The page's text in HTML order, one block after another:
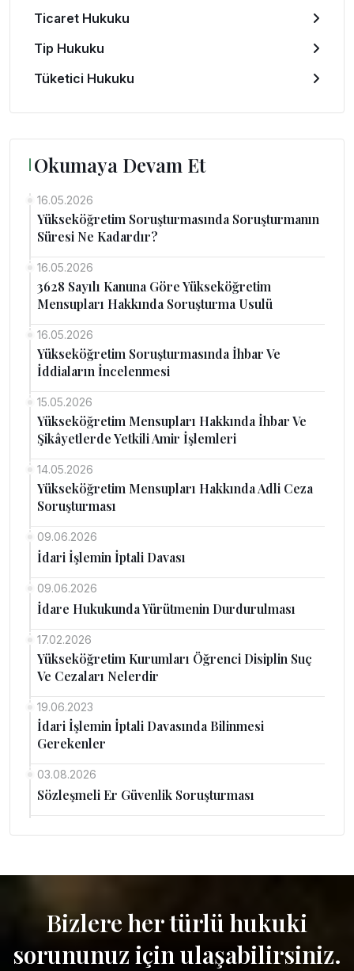
Ticaret Hukuku
Tip Hukuku
Tüketici Hukuku
Okumaya Devam Et
16.05.2026
Yükseköğretim Soruşturmasında Soruşturmanın
Süresi Ne Kadardır?
16.05.2026
3628 Sayılı Kanuna Göre Yükseköğretim
Mensupları Hakkında Soruşturma Usulü
16.05.2026
Yükseköğretim Soruşturmasında İhbar Ve
İddiaların İncelenmesi
15.05.2026
Yükseköğretim Mensupları Hakkında İhbar Ve
Şikâyetlerde Yetkili Amir İşlemleri
14.05.2026
Yükseköğretim Mensupları Hakkında Adli Ceza
Soruşturması
09.06.2026
İdari İşlemin İptali Davası
09.06.2026
İdare Hukukunda Yürütmenin Durdurulması
17.02.2026
Yükseköğretim Kurumları Öğrenci Disiplin Suç
Ve Cezaları Nelerdir
19.06.2023
İdari İşlemin İptali Davasında Bilinmesi
Gerekenler
03.08.2026
Sözleşmeli Er Güvenlik Soruşturması
Bizlere her türlü hukuki
sorununuz için ulaşabilirsiniz.